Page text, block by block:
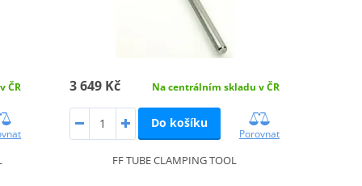
ČR 3 649 Kč Na centrálním skladu v ČR
Do košíku
Porovnat
FF TUBE CLAMPING TOOL